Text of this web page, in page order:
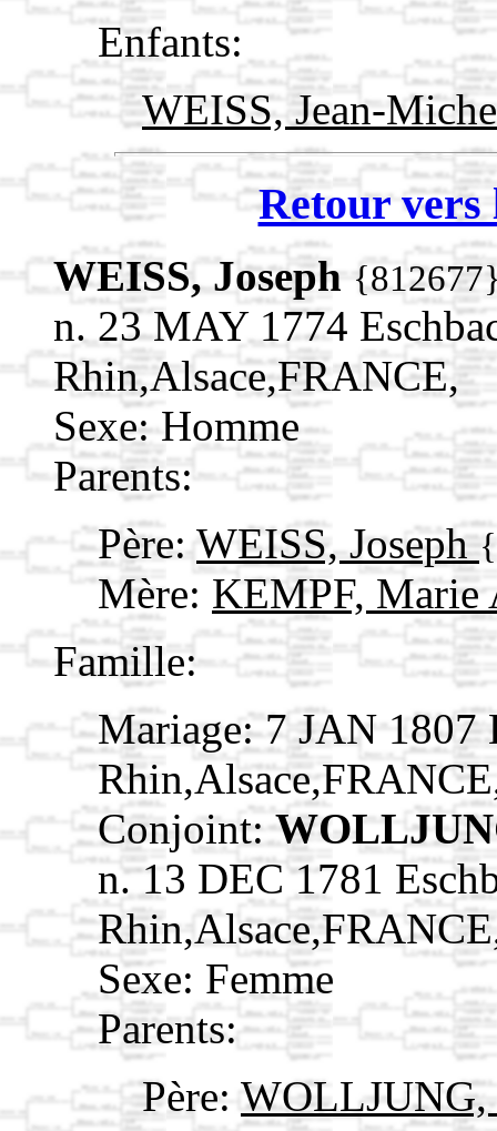
Enfants:
WEISS, Jean-
Retour vers
WEISS, Joseph
n. 23 MAY 1774
Rhin,Alsace,FRANCE,
Sexe: Homme
Parents:
Père:WEISS, Joseph
Mère: KEMPF, Marie
Famille:
Mariage: 7 JAN 1807
Conjoint:
n. 13 DEC 1781
Sexe: Femme
Parents:
Père: WOLLJUNG,